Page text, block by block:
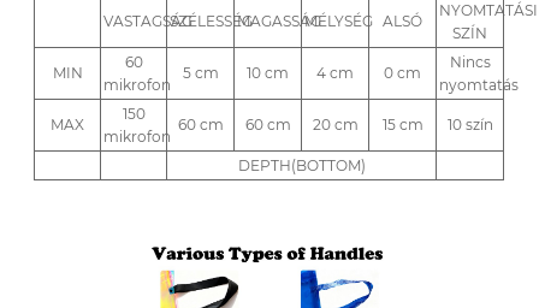
VASTAGSÁGSZÉLESSÉGMAGASSÁGMÉLYSÉG ALSÓ
NYOMTATÁSI
SZÍN
MIN
60
mikrofon
5 cm 10 cm 4 cm 0 cm
Nincs
nyomtatás
MAX
150
mikrofon
60 cm 60 cm 20 cm 15 cm 10 szín
DEPTH(BOTTOM)